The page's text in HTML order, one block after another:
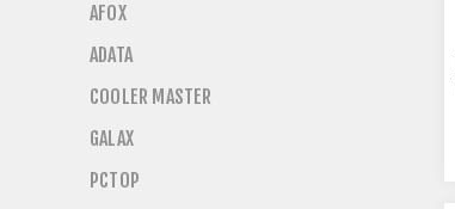
AFOX
ADATA
COOLER MASTER
GALAX
PCTOP